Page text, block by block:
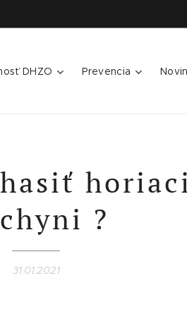
DHZO Prevencia
?
31.01.2021